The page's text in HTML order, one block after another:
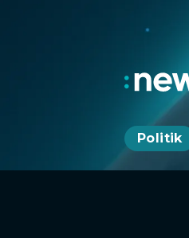
Politik